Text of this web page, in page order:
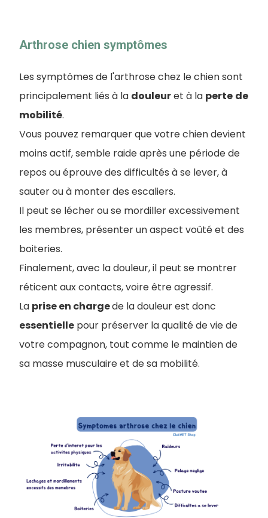
Arthrose chien symptômes
Les symptômes de l'arthrose chez le chien sont
principalement liés à la douleuret à la perte de
mobilité.
Vous pouvez remarquer que votre chien devient
moins actif, semble raide après une période de
repos ou éprouve des difficultés à se lever, à
sauter ou à monter des escaliers.
Il peut se lécher ou se mordiller excessivement
les membres, présenter un aspect voûté et des
boiteries.
Finalement, avec la douleur, il peut se montrer
réticent aux contacts, voire être agressif.
La prise en chargede la douleur est donc
essentielle pour préserver la qualité de vie de
votre compagnon, tout comme le maintien de
sa masse musculaire et de sa mobilité.